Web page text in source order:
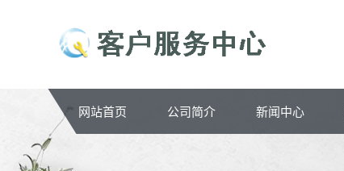
网站首页 公司简介 新闻中心